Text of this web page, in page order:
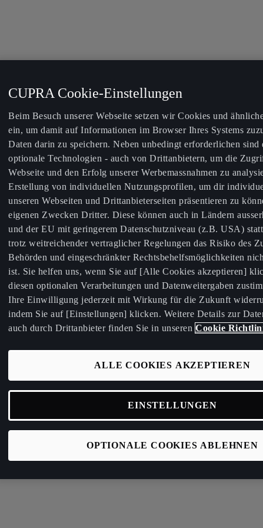
CUPRA Cookie-Einstellungen
Beim Besuch unserer Webseite setzen wir Cookies und
ein, um damit auf Informationen im Browser Ihres Systems
Daten darin zu speichern. Neben unbedingt erforderlichen sind
optionale Technologien - auch von Drittanbietern, um die
Webseite und den Erfolg unserer Werbemassnahmen zu
Erstellung von individuellen Nutzungsprofilen, um dir
unseren Webseiten und Drittanbieterseiten präsentieren zu
eigenen Zwecken Dritter. Diese können auch in Ländern
und der EU mit geringerem Datenschutzniveau (z.B. USA)
trotz weitreichender vertraglicher Regelungen das Risiko des
Behörden und eingeschränkter Rechtsbehelfsmöglichkeiten
ist. Sie helfen uns, wenn Sie auf [Alle Cookies akzeptieren]
diesen optionalen Verarbeitungen und Datenweitergaben
Ihre Einwilligung jederzeit mit Wirkung für die Zukunft
indem Sie auf [Einstellungen] klicken. Weitere Details zur
auch durch Drittanbieter finden Sie in unseren Cookie
OPTIONALE COOKIES ABLEHNEN
ALLE COOKIES AKZEPTIEREN
EINSTELLUNGEN